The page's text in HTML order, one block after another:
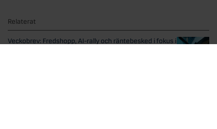
Relaterat
Veckobrev: Fredshopp, AI-rally och räntebesked i fokus i